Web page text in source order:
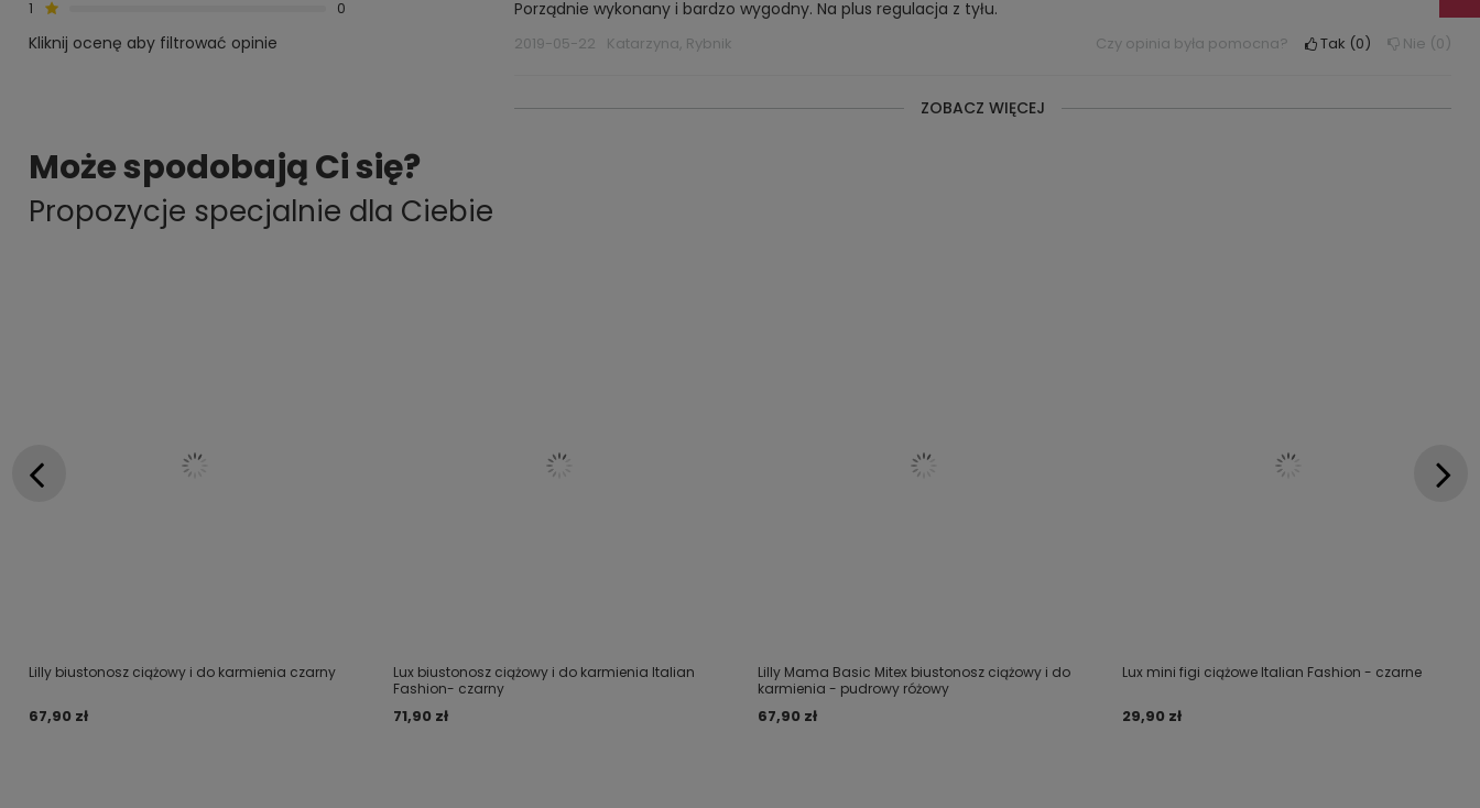
1
0
Kliknij ocenę aby filtrować opinie
Porządnie wykonany i bardzo wygodny. Na plus regulacja z tyłu.
2019-05-22 Katarzyna, Rybnik Czy opinia była pomocna? Tak 0 Nie 0
ZOBACZ WIĘCEJ
Może spodobają Ci się?
Propozycje specjalnie dla Ciebie
Lilly biustonosz ciążowy i do karmienia czarny
67,90 zł
Lux biustonosz ciążowy i do karmienia Italian
Fashion- czarny
71,90 zł
Lilly Mama Basic Mitex biustonosz ciążowy i do
karmienia - pudrowy różowy
67,90 zł
Lux mini figi ciążowe Italian Fashion - czarne
29,90 zł